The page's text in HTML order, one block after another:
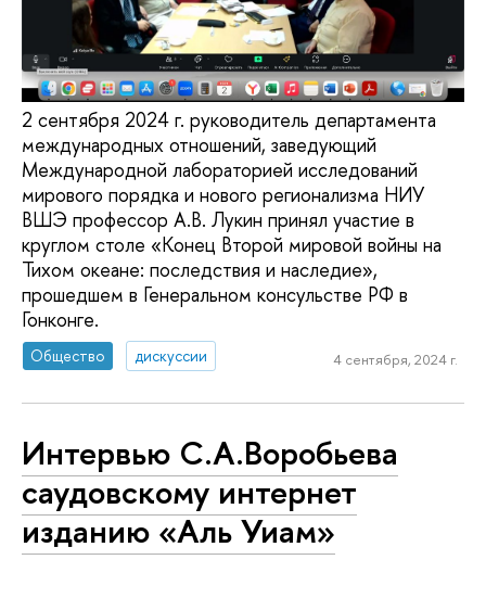
2 сентября 2024 г. руководитель департамента
международных отношений, заведующий
Международной лабораторией исследований
мирового порядка и нового регионализма НИУ
ВШЭ профессор А.В. Лукин принял участие в
круглом столе «Конец Второй мировой войны на
Тихом океане: последствия и наследие»,
прошедшем в Генеральном консульстве РФ в
Гонконге.
Общество дискуссии 4 сентября, 2024 г.
Интервью С.А.Воробьева
саудовскому интернет
изданию «Аль Уиам»